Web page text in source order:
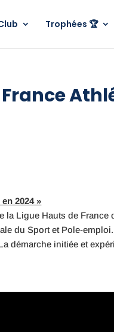
Trophées 🏆
2024 »
la Ligue Hauts de
du Sport et Pole-
démarche initiée et